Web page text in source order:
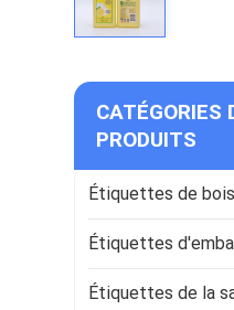
CATÉGORIES
PRODUITS
Étiquettes de
Étiquettes
Étiquettes de la